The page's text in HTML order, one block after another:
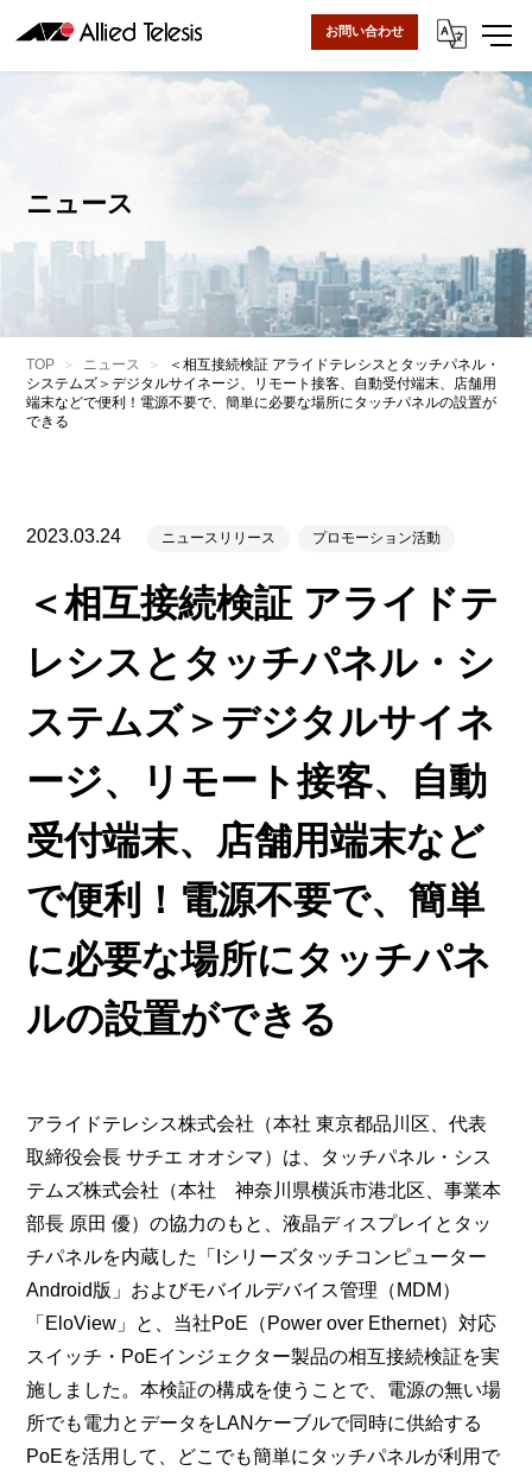
お問い合わせ
ニュース
TOP ニュース
＜相互接続検証 アライドテレシスとタッチパネル・
システムズ＞デジタルサイネージ、リモート接客、自動受付端末、店舗用
端末などで便利！電源不要で、簡単に必要な場所にタッチパネルの設置が
できる
2023.03.24 ニュースリリース プロモーション活動
＜相互接続検証 アライドテ
レシスとタッチパネル・シ
ステムズ＞デジタルサイネ
ージ、リモート接客、自動
受付端末、店舗用端末など
で便利！電源不要で、簡単
に必要な場所にタッチパネ
ルの設置ができる
アライドテレシス株式会社（本社 東京都品川区、代表
取締役会長 サチエ オオシマ）は、タッチパネル・シス
テムズ株式会社（本社 神奈川県横浜市港北区、事業本
部長 原田 優）の協力のもと、液晶ディスプレイとタッ
チパネルを内蔵した「Iシリーズタッチコンピューター
Android版」およびモバイルデバイス管理（MDM）
「EloView」と、当社PoE（Power over Ethernet）対応
スイッチ・PoEインジェクター製品の相互接続検証を実
施しました。本検証の構成を使うことで、電源の無い場
所でも電力とデータをLANケーブルで同時に供給する
PoEを活用して、どこでも簡単にタッチパネルが利用で